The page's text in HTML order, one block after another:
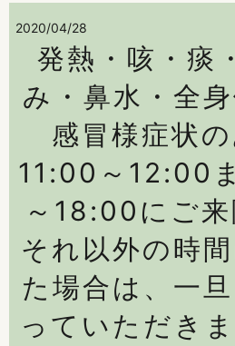
2020/04/28
発熱・咳・痰
み・鼻水・全
感冒様症状
11:00～12:00
～18:00にご来
それ以外の時
た場合は、一
っていただき